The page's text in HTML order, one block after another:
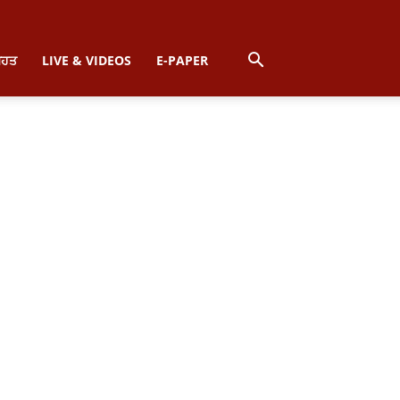
LIVE & VIDEOS E-PAPER